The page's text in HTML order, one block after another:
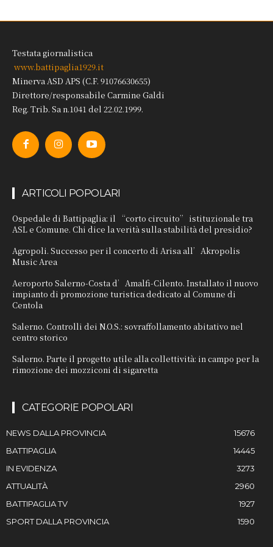
Testata giornalistica
www.battipaglia1929.it
Minerva ASD APS (C.F. 91076630655)
Direttore/responsabile Carmine Galdi
Reg. Trib. Sa n.1041 del 22.02.1999.
ARTICOLI POPOLARI
Ospedale di Battipaglia: il “corto circuito” istituzionale tra
ASL e Comune. Chi dice la verità sulla stabilità del presidio?
Agropoli. Successo per il concerto di Arisa all’Akropolis
Music Area
Aeroporto Salerno-Costa d’Amalfi-Cilento. Installato il nuovo
impianto di promozione turistica dedicato al Comune di
Centola
Salerno. Controlli dei N.O.S.: sovraffollamento abitativo nel
centro storico
Salerno. Parte il progetto utile alla collettività: in campo per la
rimozione dei mozziconi di sigaretta
CATEGORIE POPOLARI
NEWS DALLA PROVINCIA
15676
BATTIPAGLIA
14445
IN EVIDENZA
3273
ATTUALITÀ
2960
BATTIPAGLIA TV
1927
SPORT DALLA PROVINCIA
1590